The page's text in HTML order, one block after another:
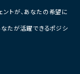
きな裁量を持って推進
用を前提とした次世代
可能
からこそ実現できる新
ントが、あなたの希望に
なたが活躍できるポジシ